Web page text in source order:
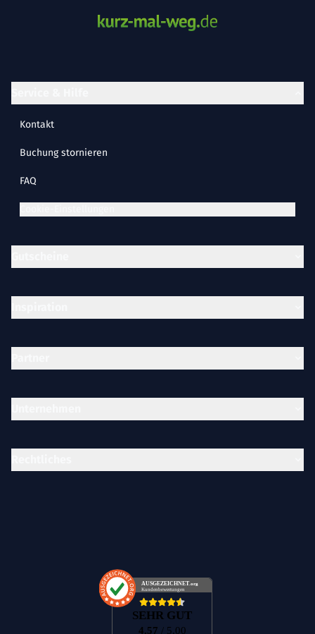
AUSGEZEICHNET.org
Kundenbewertungen
SEHR GUT
4.57 / 5.00
Kontakt
Buchung stornieren
FAQ